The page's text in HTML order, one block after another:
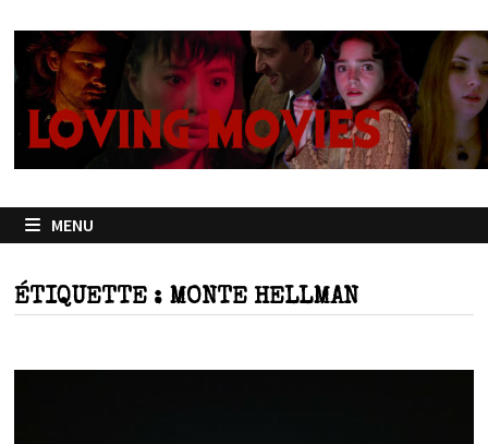
contenu
MENU
ÉTIQUETTE : MONTE HELLMAN